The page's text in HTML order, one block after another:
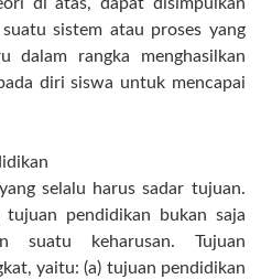
sistem atau proses yang
dalam rangka menghasilkan
diri siswa untuk mencapai
selalu harus sadar tujuan.
pendidikan bukan saja
suatu keharusan. Tujuan
yaitu: (a) tujuan pendidikan